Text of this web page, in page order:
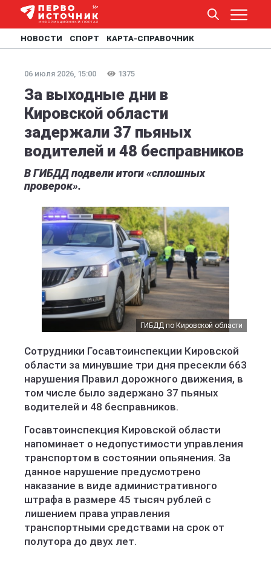
НОВОСТИ СПОРТ КАРТА-СПРАВОЧНИК
06 июля 2026, 15:00 1375
За выходные дни в
Кировской области
задержали 37 пьяных
водителей и 48 бесправников
В ГИБДД подвели итоги «сплошных
проверок».
ГИБДД по Кировской области
Сотрудники Госавтоинспекции Кировской
области за минувшие три дня пресекли 663
нарушения Правил дорожного движения, в
том числе было задержано 37 пьяных
водителей и 48 бесправников.
Госавтоинспекция Кировской области
напоминает о недопустимости управления
транспортом в состоянии опьянения. За
данное нарушение предусмотрено
наказание в виде административного
штрафа в размере 45 тысяч рублей с
лишением права управления
транспортными средствами на срок от
полутора до двух лет.